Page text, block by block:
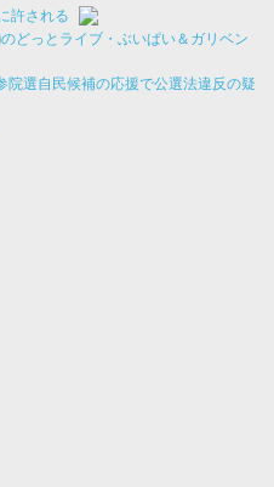
許される
どっとライブ・ぶいぱい＆ガリベン
院選自民候補の応援で公選法違反の疑